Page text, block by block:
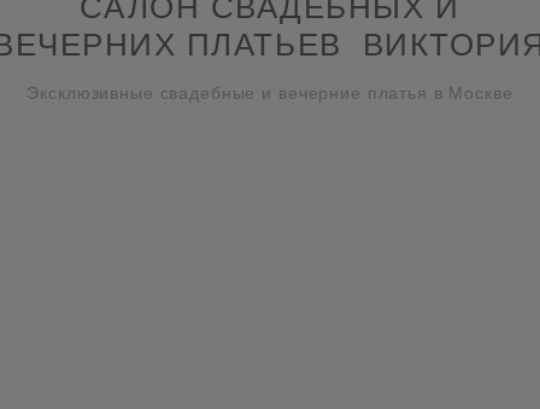
ПЛАТЬЕВ
Эксклюзивные свадебные и вечерние платья в Москве